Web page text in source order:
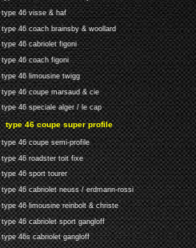
type 46 visse & haf
type 46 coach brainsby & woollard
type 46 cabriolet figoni
type 46 coach figoni
type 46 limousine twigg
type 46 coupe marsaud & cie
type 46 speciale alger / le cap
type 46 coupe super profile
type 46 coupe semi-profile
type 46 roadster toit fixe
type 46 sport tourer
type 46 cabriolet neuss / erdmann-rossi
type 46 limousine reinbolt & christe
type 46 cabriolet sport gangloff
type 46s cabriolet gangloff